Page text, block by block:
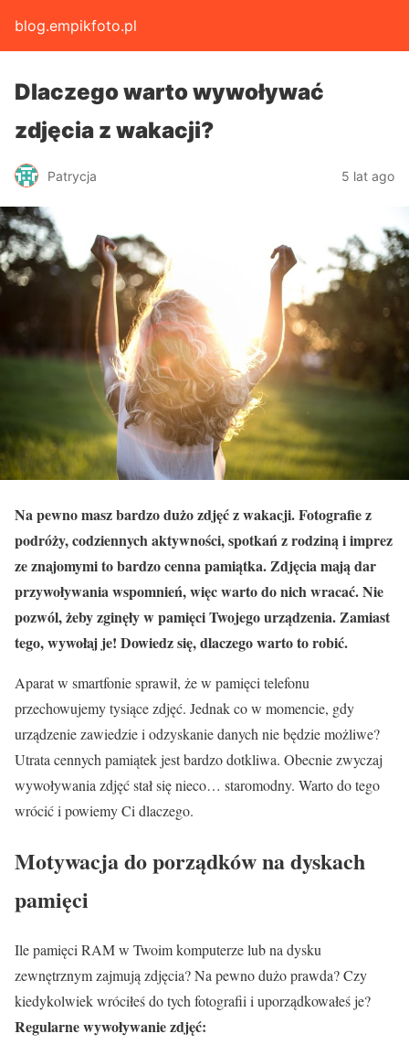
blog.empikfoto.pl
Dlaczego warto wywoływać
zdjęcia z wakacji?
Patrycja 5 lat ago
Na pewno masz bardzo dużo zdjęć z wakacji. Fotografie z
podróży, codziennych aktywności, spotkań z rodziną i imprez
ze znajomymi to bardzo cenna pamiątka. Zdjęcia mają dar
przywoływania wspomnień, więc warto do nich wracać. Nie
pozwól, żeby zginęły w pamięci Twojego urządzenia. Zamiast
tego, wywołaj je! Dowiedz się, dlaczego warto to robić.
Aparat w smartfonie sprawił, że w pamięci telefonu
przechowujemy tysiące zdjęć. Jednak co w momencie, gdy
urządzenie zawiedzie i odzyskanie danych nie będzie możliwe?
Utrata cennych pamiątek jest bardzo dotkliwa. Obecnie zwyczaj
wywoływania zdjęć stał się nieco… staromodny. Warto do tego
wrócić i powiemy Ci dlaczego.
Motywacja do porządków na dyskach
pamięci
Ile pamięci RAM w Twoim komputerze lub na dysku
zewnętrznym zajmują zdjęcia? Na pewno dużo prawda? Czy
kiedykolwiek wróciłeś do tych fotografii i uporządkowałeś je?
Regularne wywoływanie zdjęć: